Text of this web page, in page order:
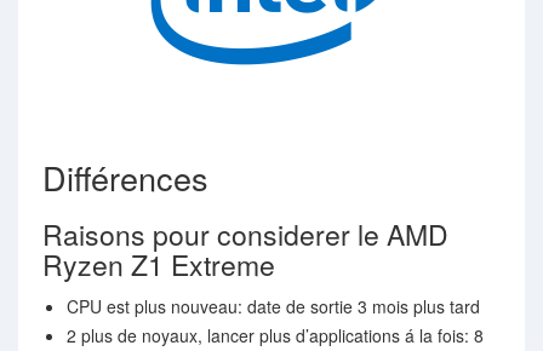
Différences
Raisons pour considerer le AMD
Ryzen Z1 Extreme
CPU est plus nouveau: date de sortie 3 mois plus tard
2 plus de noyaux, lancer plus d’applications á la fois: 8